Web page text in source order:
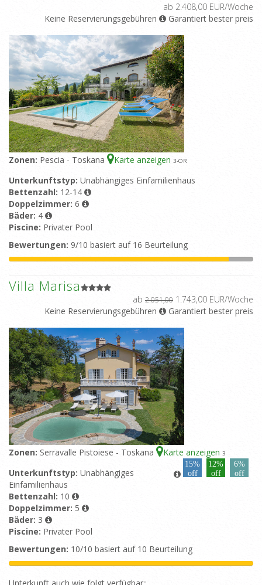
ab 2.408,00 EUR/Woche
Keine Reservierungsgebühren
Garantiert bester preis
Zonen: Pescia - Toskana Karte anzeigen 3-OR
Unterkunftstyp: Unabhängiges Einfamilienhaus
Bettenzahl: 12-14
Doppelzimmer: 6
Bäder: 4
Piscine: Privater Pool
Bewertungen: 9/10 basiert auf 16 Beurteilung
Villa Marisa
ab 2.051,00 1.743,00 EUR/Woche
Keine Reservierungsgebühren
Garantiert bester preis
Zonen: Serravalle Pistoiese - Toskana Karte anzeigen 3
15%
off
12%
off
6%
off
Unterkunftstyp: Unabhängiges
Einfamilienhaus
Bettenzahl: 10
Doppelzimmer: 5
Bäder: 3
Piscine: Privater Pool
Bewertungen: 10/10 basiert auf 10 Beurteilung